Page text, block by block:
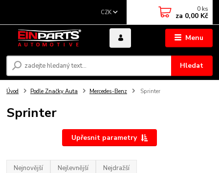
Menu
CZK
Hledat
0 ks
za 0,00 Kč
Úvod Podle Značky Auta Mercedes-Benz Sprinter
Sprinter
Upřesnit parametry
Nejnovější Nejlevnější Nejdražší